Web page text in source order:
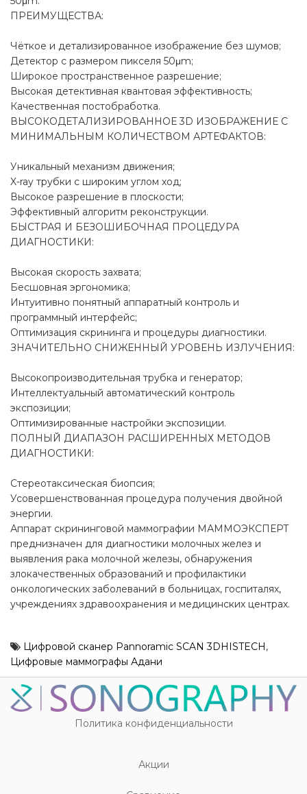
ПРЕИМУЩЕСТВА:
Чёткое и детализированное изображение без шумов;
Детектор с размером пикселя 50μm;
Широкое пространственное разрешение;
Высокая детективная квантовая эффективность;
Качественная постобработка.
ВЫСОКОДЕТАЛИЗИРОВАННОЕ 3D ИЗОБРАЖЕНИЕ С
МИНИМАЛЬНЫМ КОЛИЧЕСТВОМ АРТЕФАКТОВ:
Уникальный механизм движения;
X-ray трубки с широким углом ход;
Высокое разрешение в плоскости;
Эффективный алгоритм реконструкции.
БЫСТРАЯ И БЕЗОШИБОЧНАЯ ПРОЦЕДУРА
ДИАГНОСТИКИ:
Высокая скорость захвата;
Бесшовная эргономика;
Интуитивно понятный аппаратный контроль и
программный интерфейс;
Оптимизация скрининга и процедуры диагностики.
ЗНАЧИТЕЛЬНО СНИЖЕННЫЙ УРОВЕНЬ ИЗЛУЧЕНИЯ:
Высокопроизводительная трубка и генератор;
Интеллектуальный автоматический контроль
экспозиции;
Оптимизированные настройки экспозиции.
ПОЛНЫЙ ДИАПАЗОН РАСШИРЕННЫХ МЕТОДОВ
ДИАГНОСТИКИ:
Cтереотаксическая биопсия;
Усовершенствованная процедура получения двойной
энергии.
Аппарат скрининговой маммографии МАММОЭКСПЕРТ
преднизначен для диагностики молочных желез и
выявления рака молочной железы, обнаружения
злокачественных образований и профилактики
онкологических заболеваний в больницах, госпиталях,
учреждениях здравоохранения и медицинских центрах.
Цифровой сканер Pannoramic SCAN 3DHISTECH ,
Цифровые маммографы Адани
Политика конфиденциальности
Акции